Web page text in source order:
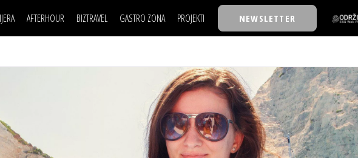
USAVRŠAVANJE
KNOW-HOW
AFTERHOUR BIZTRAVEL GASTRO ZONA PROJEKTI
TASTY TALKS
30 ISPOD 30
BACK TO OFFICE/SCHOOL
BIZBENDOVI
NEWSLETTER
POSAO
MOJ UGAO
FILM I SCENA
AUTO SVET
NAJKOLEGA
30 ISPOD 30
BACK TO OFFICE/SCHOOL
BIZBENDOVI
BIZKOLEGIJUM
BMW BIZNIS LIGA